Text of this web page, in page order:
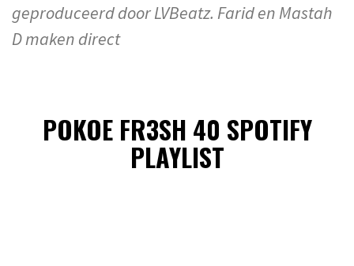
geproduceerd door LVBeatz. Farid en Mastah
D maken direct
POKOE FR3SH 40 SPOTIFY
PLAYLIST